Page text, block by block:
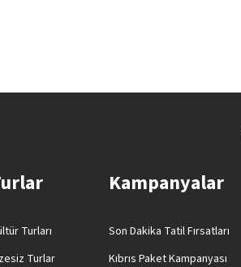
Turları
Turlar
Kampanyalar
Son Dakika Tatil Fırsatları
Kıbrıs Paket Kampanyası